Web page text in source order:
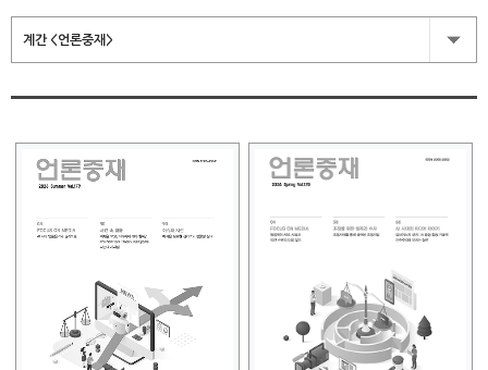
계간 <언론중재>